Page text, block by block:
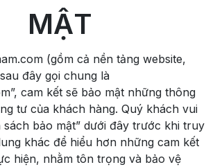
MẬT
(gồm cả nền tảng website,
đây gọi chung là
cam kết sẽ bảo mật những thông
tư của khách hàng. Quý khách vui
sách bảo mật” dưới đây trước khi truy
khác để hiểu hơn những cam kết
hiện, nhằm tôn trọng và bảo vệ